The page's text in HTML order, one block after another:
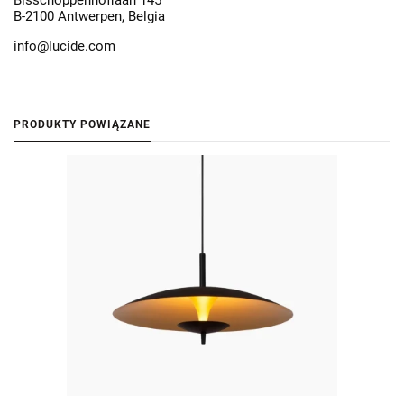
B-2100 Antwerpen, Belgia
info@lucide.com
PRODUKTY POWIĄZANE